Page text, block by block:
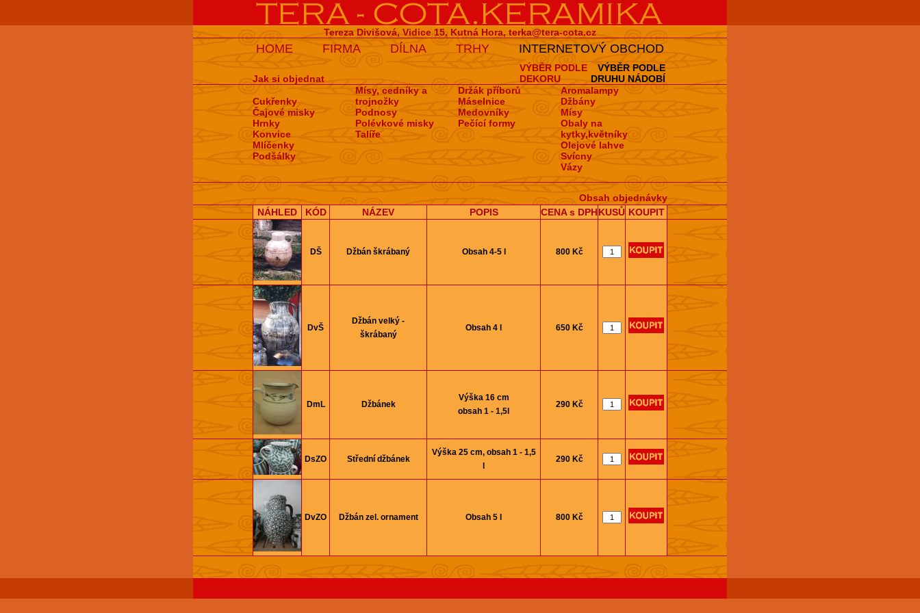
Tereza Divišová, Vidice 15, Kutná Hora, terka@tera-cota.cz
HOME FIRMA DÍLNA TRHY INTERNETOVÝ OBCHOD
Jak si objednat
VÝBĚR PODLE
DRUHU NÁDOBÍ
VÝBĚR PODLE
DEKORU
Cukřenky
Čajové misky
Hrnky
Konvice
Mlíčenky
Podšálky
Mísy, cedníky a
trojnožky
Podnosy
Polévkové misky
Talíře
Držák příborů
Máselnice
Medovní­ky
Pečí­cí­ formy
Aromalampy
Džbány
Mísy
Obaly na
kytky,květníky
Olejové lahve
Svícny
Vázy
Obsah objednávky
NÁHLED
KÓD NÁZEV POPIS CENA s DPHKUSŮ KOUPIT
DŠ Džbán škrábaný Obsah 4-5 l 800 Kč
DvŠ
Džbán velký -
škrábaný
Obsah 4 l 650 Kč
DmL Džbánek
Výška 16 cm
obsah 1 - 1,5l
290 Kč
DsZO Střední džbánek
Výška 25 cm, obsah 1 - 1,5
290 Kč
DvZO Džbán zel. ornament Obsah 5 l 800 Kč